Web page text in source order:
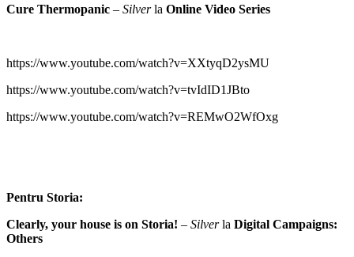
Cure Thermopanic – Silverla Online Video Series
https://www.youtube.com/watch?v=XXtyqD2ysMU
https://www.youtube.com/watch?v=tvIdID1JBto
https://www.youtube.com/watch?v=REMwO2WfOxg
Pentru Storia:
Clearly, your house is on Storia! – Silverla Digital Campaigns:
Others